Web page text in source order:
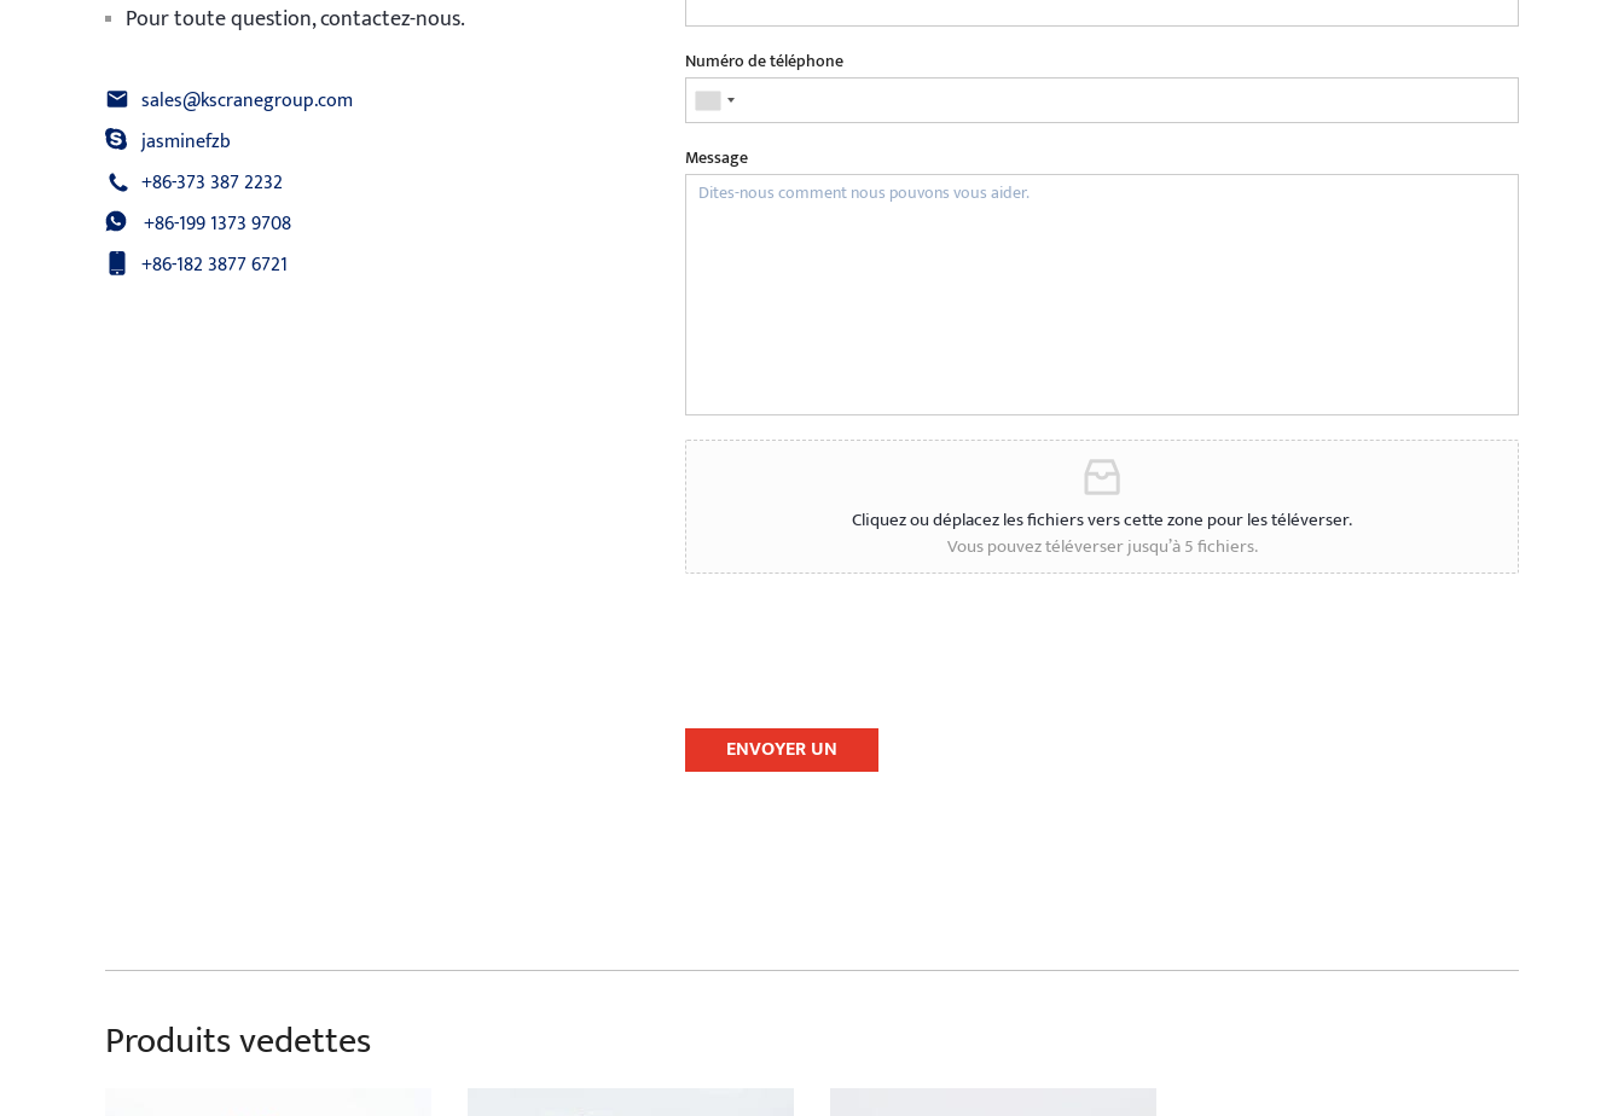
Pour toute question, contactez-nous.
sales@kscranegroup.com
jasminefzb
+86-373 387 2232
+86-199 1373 9708
+86-182 3877 6721
Numéro de téléphone
Message
Cliquez ou déplacez les fichiers vers cette zone pour les téléverser.
Vous pouvez téléverser jusqu’à 5 fichiers.
ENVOYER UN
Produits vedettes